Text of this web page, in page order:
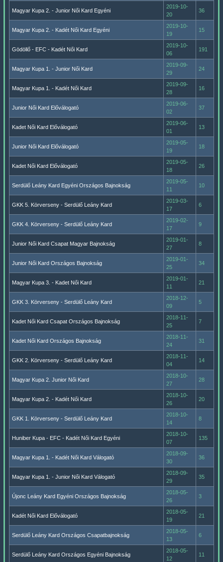
Magyar Kupa 2. - Junior Női Kard Egyéni
2019-10-
20
36
Magyar Kupa 2. - Kadét Női Kard Egyéni
2019-10-
19
15
Gödöllő - EFC - Kadét Női Kard
2019-10-
06
191
Magyar Kupa 1. - Junior Női Kard
2019-09-
29
24
Magyar Kupa 1. - Kadét Női Kard
2019-09-
28
16
Junior Női Kard Előválogató
2019-06-
02
37
Kadet Női Kard Előválogató
2019-06-
01
13
Junior Női Kard Előválogató
2019-05-
19
18
Kadet Női Kard Előválogató
2019-05-
18
26
Serdülő Leány Kard Egyéni Országos Bajnokság
2019-05-
11
10
GKK 5. Körverseny - Serdülő Leány Kard
2019-03-
17
6
GKK 4. Körverseny - Serdülő Leány Kard
2019-02-
17
9
Junior Női Kard Csapat Magyar Bajnokság
2019-01-
27
8
Junior Női Kard Országos Bajnokság
2019-01-
25
34
Magyar Kupa 3. - Kadet Női Kard
2019-01-
11
21
GKK 3. Körverseny - Serdülő Leány Kard
2018-12-
09
5
Kadet Női Kard Csapat Országos Bajnokság
2018-11-
25
7
Kadet Női Kard Országos Bajnokság
2018-11-
24
31
GKK 2. Körverseny - Serdülő Leány Kard
2018-11-
04
14
Magyar Kupa 2. Junior Női Kard
2018-10-
27
28
Magyar Kupa 2. - Kadét Női Kard
2018-10-
26
20
GKK 1. Körverseny - Serdülő Leány Kard
2018-10-
14
8
Huniber Kupa - EFC - Kadét Női Kard Egyéni
2018-10-
07
135
Magyar Kupa 1. - Kadét Női Kard Válogató
2018-09-
30
36
Magyar Kupa 1. - Junior Női Kard Válogató
2018-09-
29
35
Újonc Leány Kard Egyéni Országos Bajnokság
2018-05-
26
3
Kadét Női Kard Előválogató
2018-05-
19
21
Serdülő Leány Kard Országos Csapatbajnokság
2018-05-
13
6
Serdülő Leány Kard Országos Egyéni Bajnokság
2018-05-
12
11